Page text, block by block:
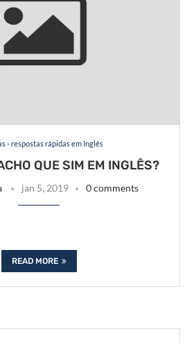
- respostas rápidas em Inglês
QUE SIM EM INGLÊS?
jan 5, 2019 0 comments
READ MORE